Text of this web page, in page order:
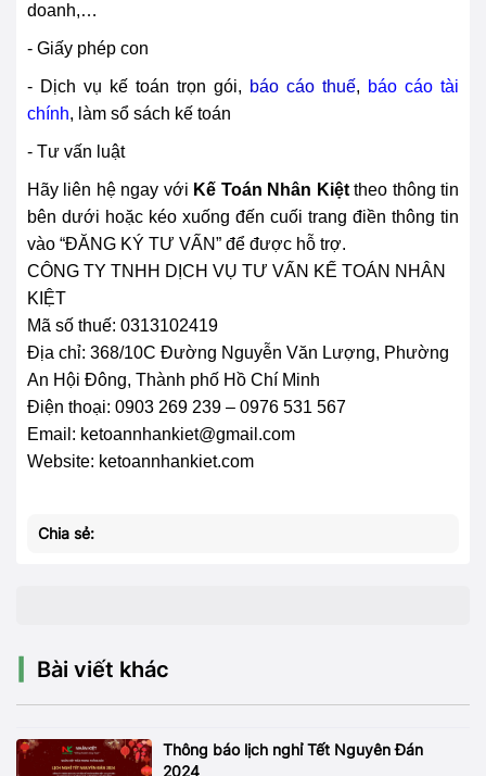
doanh,…
- Giấy phép con
- Dịch vụ kế toán trọn gói, báo cáo thuế, báo cáo tài
chính, làm sổ sách kế toán
- Tư vấn luật
Hãy liên hệ ngay với Kế Toán Nhân Kiệttheo thông tin
bên dưới hoặc kéo xuống đến cuối trang điền thông tin
vào “ĐĂNG KÝ TƯ VẤN” để được hỗ trợ.
CÔNG TY TNHH DỊCH VỤ TƯ VẤN KẾ TOÁN NHÂN
KIỆT
Mã số thuế: 0313102419
Địa chỉ: 368/10C Đường Nguyễn Văn Lượng, Phường
An Hội Đông, Thành phố Hồ Chí Minh
Điện thoại: 0903 269 239 – 0976 531 567
Email: ketoannhankiet@gmail.com
Website: ketoannhankiet.com
Chia sẻ:
Bài viết khác
Thông báo lịch nghỉ Tết Nguyên Đán
2024